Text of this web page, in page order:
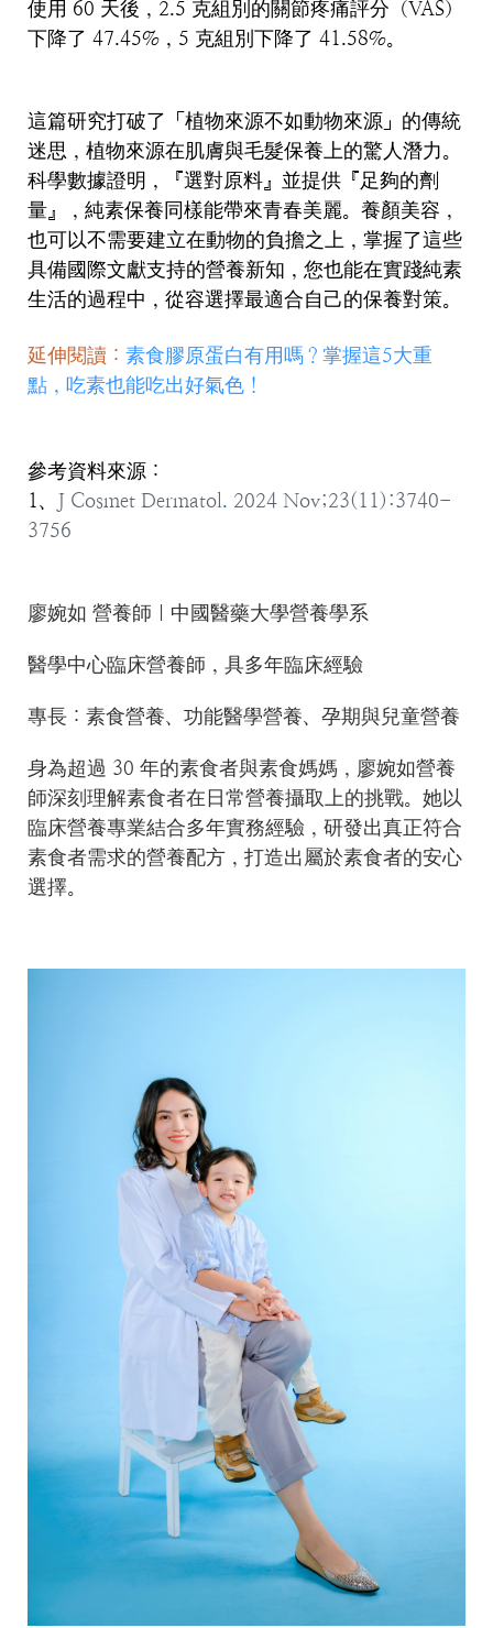
使用 60 天後， 2.5 克組別的關節疼痛評分（VAS）
下降了 47.45% ， 5 克組別下降了 41.58%。
這篇研究打破了「植物來源不如動物來源」的傳統
迷思，植物來源在肌膚與毛髮保養上的驚人潛力。
科學數據證明，『選對原料』並提供『足夠的劑
量』，純素保養同樣能帶來青春美麗。養顏美容，
也可以不需要建立在動物的負擔之上，掌握了這些
具備國際文獻支持的營養新知，您也能在實踐純素
生活的過程中，從容選擇最適合自己的保養對策。
延伸閱讀： 素食膠原蛋白有用嗎？掌握這5大重
點，吃素也能吃出好氣色！
參考資料來源：
1 、 J Cosmet Dermatol. 2024 Nov;23(11):3740-
3756
廖婉如 營養師｜中國醫藥大學營養學系
醫學中心臨床營養師，具多年臨床經驗
專長：素食營養、功能醫學營養、孕期與兒童營養
身為超過 30 年的素食者與素食媽媽，廖婉如營養
師深刻理解素食者在日常營養攝取上的挑戰。她以
臨床營養專業結合多年實務經驗，研發出真正符合
素食者需求的營養配方，打造出屬於素食者的安心
選擇。